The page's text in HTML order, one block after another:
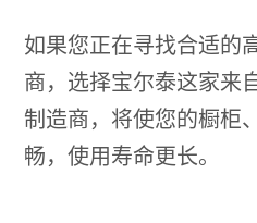
如果您正在寻找合适的
商，选择宝尔泰这家来
制造商，将使您的橱柜
畅，使用寿命更长。